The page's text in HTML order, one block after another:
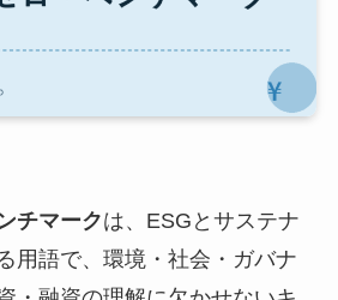
チマークは、ESGとサステナ
用語で、環境・社会・ガバナ